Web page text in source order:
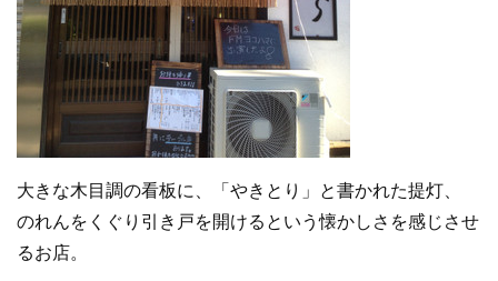
大きな木目調の看板に、「やきとり」と書かれた提灯、
のれんをくぐり引き戸を開けるという懐かしさを感じさせ
るお店。